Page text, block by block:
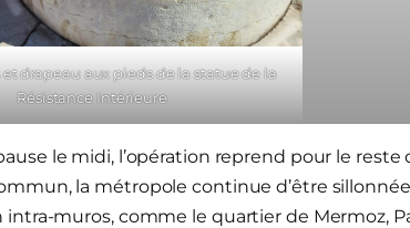
et drapeau aux pieds de la statue de la
Résistance Intérieure
le midi, l’opération reprend pour le reste
la métropole continue d’être sillonnée
intra-muros, comme le quartier de Mermoz,